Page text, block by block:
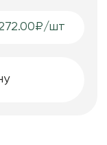
шт